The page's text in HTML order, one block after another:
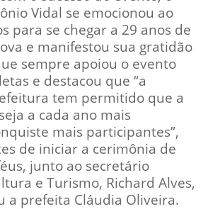
Vidal se emocionou ao
para se chegar a 29 anos de
e manifestou sua gratidão
sempre apoiou o evento
e destacou que “a
tem permitido que a
a cada ano mais
mais participantes”,
de iniciar a cerimônia de
junto ao secretário
e Turismo, Richard Alves,
a prefeita Cláudia Oliveira.